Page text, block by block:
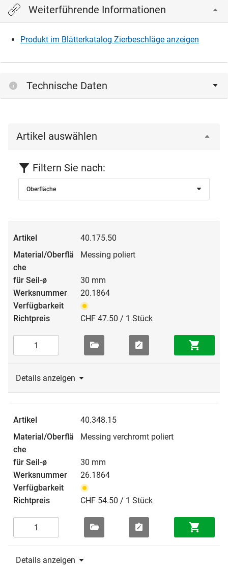
Weiterführende Informationen
Produkt im Blätterkatalog Zierbeschläge anzeigen
Technische Daten
Artikel auswählen
Filtern Sie nach:
Oberfläche
40.175.50
Messing poliert
30 mm
20.1864
CHF 47.50 / 1 Stück
Details anzeigen
40.348.15
Messing verchromt poliert
30 mm
26.1864
CHF 54.50 / 1 Stück
Details anzeigen